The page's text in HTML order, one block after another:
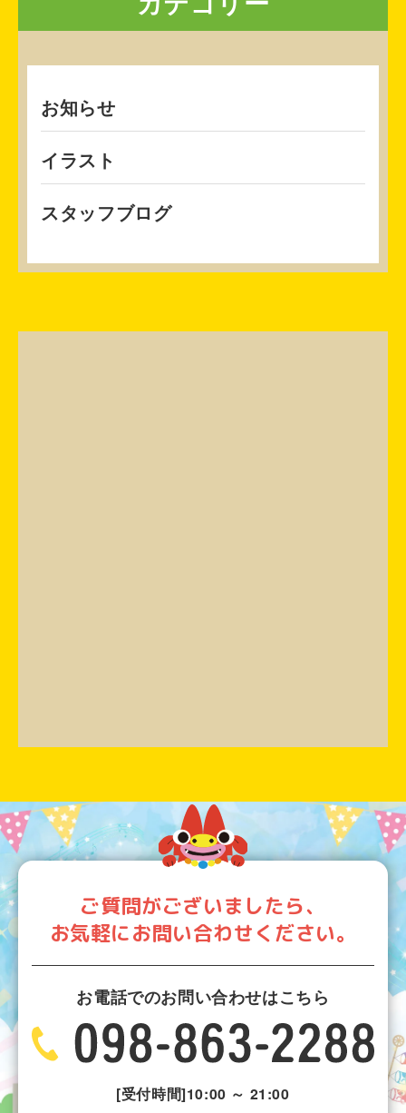
お知らせ
イラスト
スタッフブログ
ご質問がございましたら、
お気軽にお問い合わせください。
お電話でのお問い合わせはこちら
[受付時間]10:00 ～ 21:00